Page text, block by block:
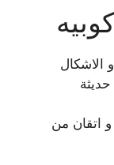
الاشكال
اتقان من